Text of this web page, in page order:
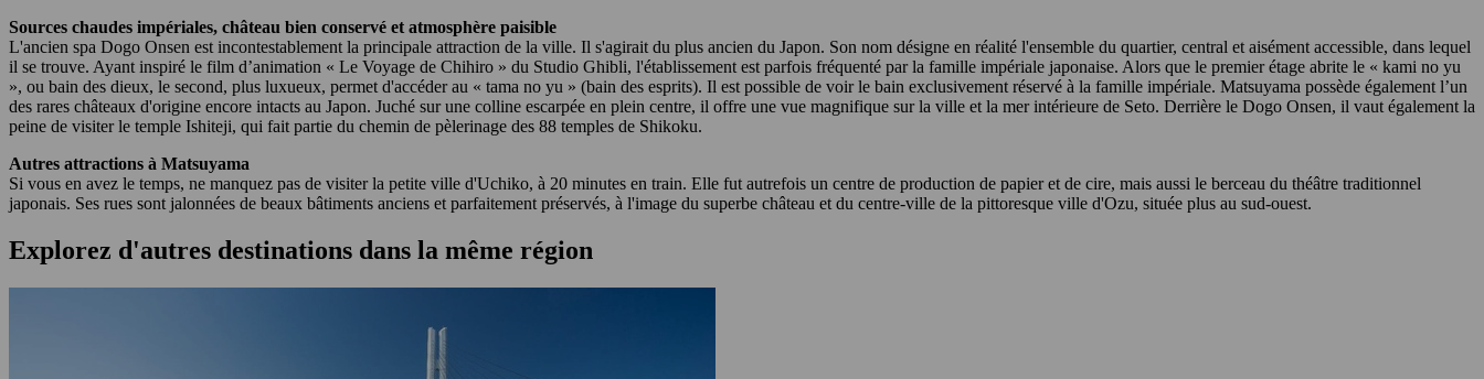
Sources chaudes impériales, château bien conservé et atmosphère paisible
L'ancien spa Dogo Onsen est incontestablement la principale attraction de la ville. Il s'agirait du plus ancien du Japon. Son nom désigne en réalité l'ensemble du quartier, central et aisément accessible, dans lequel
il se trouve. Ayant inspiré le film d’animation « Le Voyage de Chihiro » du Studio Ghibli, l'établissement est parfois fréquenté par la famille impériale japonaise. Alors que le premier étage abrite le « kami no yu
», ou bain des dieux, le second, plus luxueux, permet d'accéder au « tama no yu » (bain des esprits). Il est possible de voir le bain exclusivement réservé à la famille impériale. Matsuyama possède également l’un
des rares châteaux d'origine encore intacts au Japon. Juché sur une colline escarpée en plein centre, il offre une vue magnifique sur la ville et la mer intérieure de Seto. Derrière le Dogo Onsen, il vaut également la
peine de visiter le temple Ishiteji, qui fait partie du chemin de pèlerinage des 88 temples de Shikoku.
Autres attractions à Matsuyama
Si vous en avez le temps, ne manquez pas de visiter la petite ville d'Uchiko, à 20 minutes en train. Elle fut autrefois un centre de production de papier et de cire, mais aussi le berceau du théâtre traditionnel
japonais. Ses rues sont jalonnées de beaux bâtiments anciens et parfaitement préservés, à l'image du superbe château et du centre-ville de la pittoresque ville d'Ozu, située plus au sud-ouest.
Explorez d'autres destinations dans la même région